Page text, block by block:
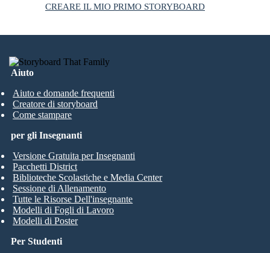
CREARE IL MIO PRIMO STORYBOARD
Aiuto
Aiuto e domande frequenti
Creatore di storyboard
Come stampare
Per Studenti
per gli Insegnanti
Versione Gratuita per Insegnanti
Pacchetti District
Biblioteche Scolastiche e Media Center
Sessione di Allenamento
Tutte le Risorse Dell'insegnante
Modelli di Fogli di Lavoro
Modelli di Poster